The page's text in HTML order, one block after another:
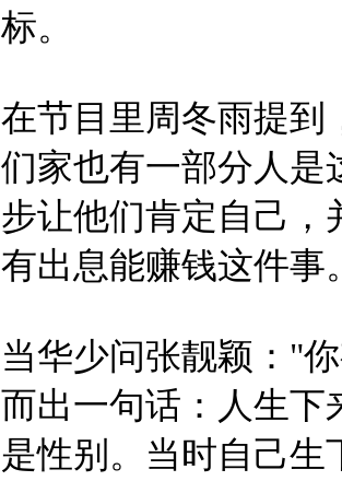
标。
在节目里周冬雨提到
们家也有一部分人是
步让他们肯定自己，
有出息能赚钱这件事
当华少问张靓颖："
而出一句话：人生下
是性别。当时自己